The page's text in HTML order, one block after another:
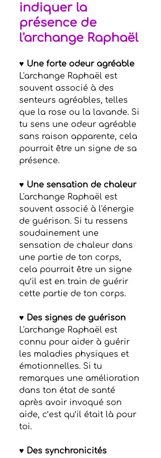
indiquer la
présence de
l'archange Raphaël
♥ Une forte odeur agréable
L'archange Raphaël est
souvent associé à des
senteurs agréables, telles
que la rose ou la lavande. Si
tu sens une odeur agréable
sans raison apparente, cela
pourrait être un signe de sa
présence.
♥ Une sensation de chaleur
L'archange Raphaël est
souvent associé à l'énergie
de guérison. Si tu ressens
soudainement une
sensation de chaleur dans
une partie de ton corps,
cela pourrait être un signe
qu’il est en train de guérir
cette partie de ton corps.
♥ Des signes de guérison
L'archange Raphaël est
connu pour aider à guérir
les maladies physiques et
émotionnelles. Si tu
remarques une amélioration
dans ton état de santé
après avoir invoqué son
aide, c’est qu’il était là pour
toi.
♥ Des synchronicités